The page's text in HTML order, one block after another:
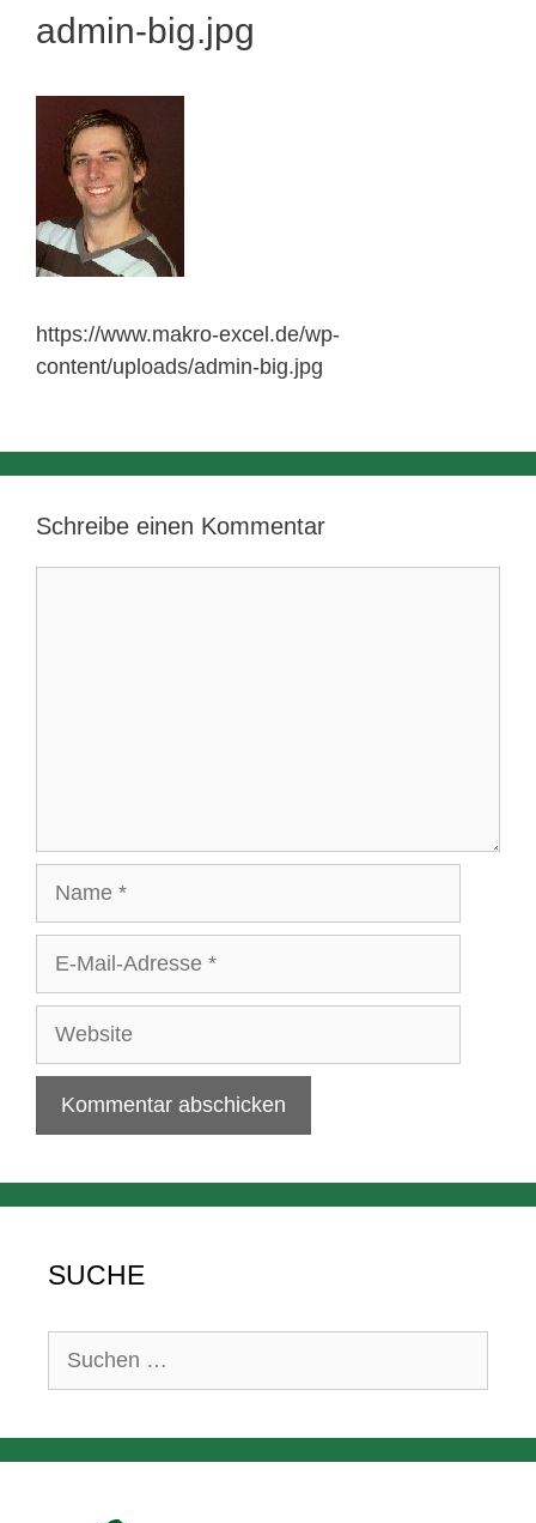
admin-big.jpg
https://www.makro-excel.de/wp-
content/uploads/admin-big.jpg
Schreibe einen Kommentar
Adresse
Website
SUCHE
Suchen